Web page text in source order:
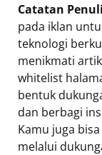
Catatan
pada iklan
teknologi
menikmati
whitelist
bentuk
dan berbagi
Kamu juga
melalui